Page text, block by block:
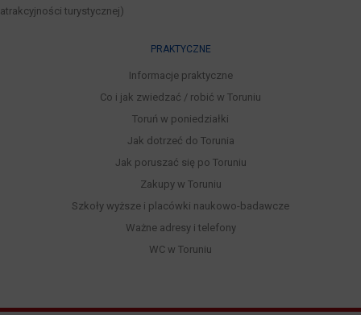
atrakcyjności turystycznej)
PRAKTYCZNE
Informacje praktyczne
Co i jak zwiedzać / robić w Toruniu
Toruń w poniedziałki
Jak dotrzeć do Torunia
Jak poruszać się po Toruniu
Zakupy w Toruniu
Szkoły wyższe i placówki naukowo-badawcze
Ważne adresy i telefony
WC w Toruniu